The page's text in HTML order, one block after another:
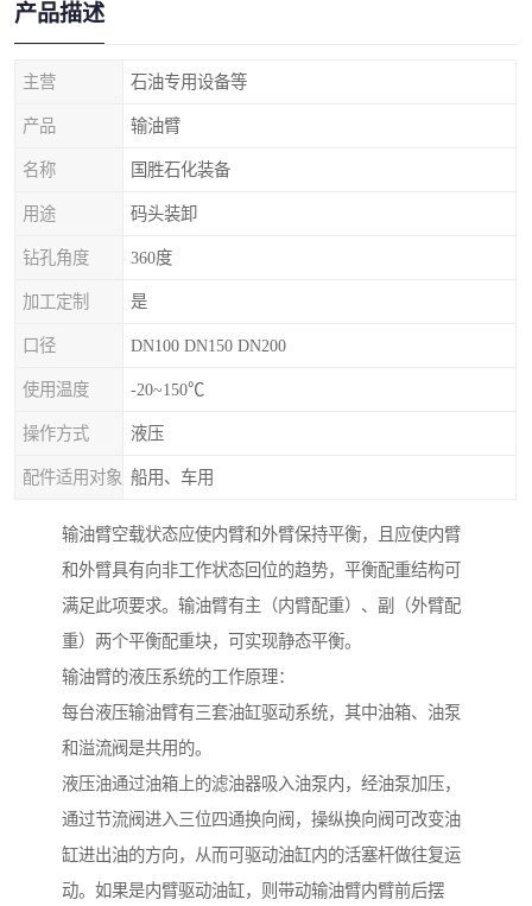
产品描述
主营 石油专用设备等
产品 输油臂
名称 国胜石化装备
用途 码头装卸
钻孔角度 360度
加工定制 是
口径 DN100 DN150 DN200
使用温度 -20~150℃
操作方式 液压
配件适用对象 船用、车用
输油臂空载状态应使内臂和外臂保持平衡，且应使内臂
和外臂具有向非工作状态回位的趋势，平衡配重结构可
满足此项要求。输油臂有主（内臂配重）、副（外臂配
重）两个平衡配重块，可实现静态平衡。
输油臂的液压系统的工作原理：
每台液压输油臂有三套油缸驱动系统，其中油箱、油泵
和溢流阀是共用的。
液压油通过油箱上的滤油器吸入油泵内，经油泵加压，
通过节流阀进入三位四通换向阀，操纵换向阀可改变油
缸进出油的方向，从而可驱动油缸内的活塞杆做往复运
动。如果是内臂驱动油缸，则带动输油臂内臂前后摆